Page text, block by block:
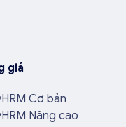
giá
Cơ bản
Nâng cao